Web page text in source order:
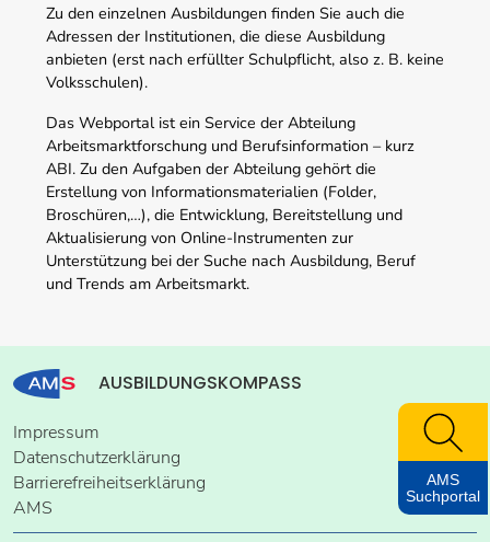
Zu den einzelnen Ausbildungen finden Sie auch die
Adressen der Institutionen, die diese Ausbildung
anbieten (erst nach erfüllter Schulpflicht, also z. B. keine
Volksschulen).
Das Webportal ist ein Service der Abteilung
Arbeitsmarktforschung und Berufsinformation – kurz
ABI. Zu den Aufgaben der Abteilung gehört die
Erstellung von Informationsmaterialien (Folder,
Broschüren,…), die Entwicklung, Bereitstellung und
Aktualisierung von Online-Instrumenten zur
Unterstützung bei der Suche nach Ausbildung, Beruf
und Trends am Arbeitsmarkt.
AUSBILDUNGSKOMPASS
Impressum
Datenschutzerklärung
Barrierefreiheitserklärung
AMS
AMS
Suchportal